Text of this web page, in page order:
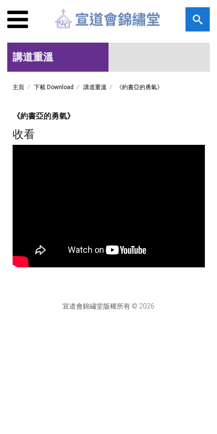
講道重溫
主頁 下載 Download 講道重溫 《約書亞的勇氣》
《約書亞的勇氣》
收看
宣道會錦繡堂版權所有 © 2026